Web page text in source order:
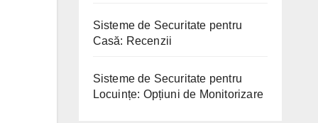
Sisteme de Securitate pentru
Casă: Recenzii
Sisteme de Securitate pentru
Locuințe: Opțiuni de Monitorizare